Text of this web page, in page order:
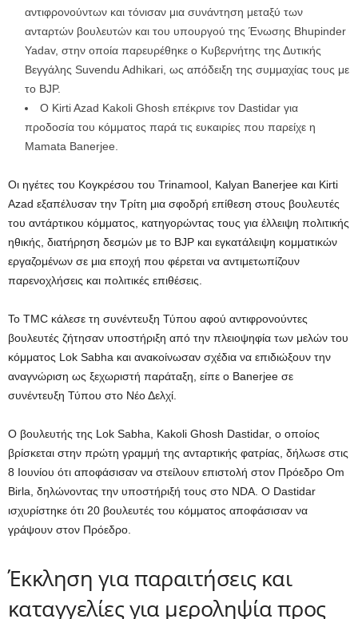
αντιφρονούντων και τόνισαν μια συνάντηση μεταξύ των
ανταρτών βουλευτών και του υπουργού της Ένωσης Bhupinder
Yadav, στην οποία παρευρέθηκε ο Κυβερνήτης της Δυτικής
Βεγγάλης Suvendu Adhikari, ως απόδειξη της συμμαχίας τους με
το BJP.
Ο Kirti Azad Kakoli Ghosh επέκρινε τον Dastidar για
προδοσία του κόμματος παρά τις ευκαιρίες που παρείχε η
Mamata Banerjee.
Οι ηγέτες του Κογκρέσου του Trinamool, Kalyan Banerjee και Kirti
Azad εξαπέλυσαν την Τρίτη μια σφοδρή επίθεση στους βουλευτές
του αντάρτικου κόμματος, κατηγορώντας τους για έλλειψη πολιτικής
ηθικής, διατήρηση δεσμών με το BJP και εγκατάλειψη κομματικών
εργαζομένων σε μια εποχή που φέρεται να αντιμετωπίζουν
παρενοχλήσεις και πολιτικές επιθέσεις.
Το TMC κάλεσε τη συνέντευξη Τύπου αφού αντιφρονούντες
βουλευτές ζήτησαν υποστήριξη από την πλειοψηφία των μελών του
κόμματος Lok Sabha και ανακοίνωσαν σχέδια να επιδιώξουν την
αναγνώριση ως ξεχωριστή παράταξη, είπε ο Banerjee σε
συνέντευξη Τύπου στο Νέο Δελχί.
Ο βουλευτής της Lok Sabha, Kakoli Ghosh Dastidar, ο οποίος
βρίσκεται στην πρώτη γραμμή της ανταρτικής φατρίας, δήλωσε στις
8 Ιουνίου ότι αποφάσισαν να στείλουν επιστολή στον Πρόεδρο Om
Birla, δηλώνοντας την υποστήριξή τους στο NDA. Ο Dastidar
ισχυρίστηκε ότι 20 βουλευτές του κόμματος αποφάσισαν να
γράψουν στον Πρόεδρο.
Έκκληση για παραιτήσεις και
καταγγελίες για μεροληψία προς